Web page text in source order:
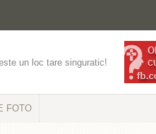
un loc tare singuratic!
FOTO